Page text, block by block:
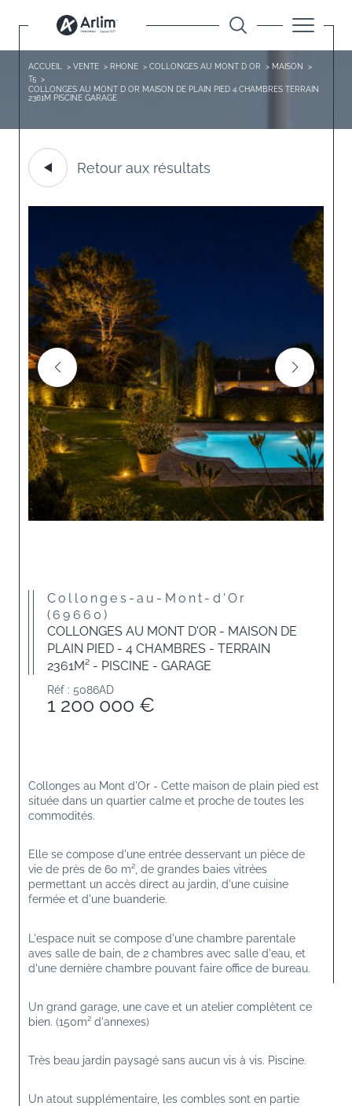
ACCUEIL VENTE RHONE COLLONGES AU MONT D OR
MAISON
T5
COLLONGES AU MONT D OR MAISON DE PLAIN PIED 4 CHAMBRES TERRAIN
2361M PISCINE GARAGE
Retour aux résultats
Collonges-au-Mont-d'Or
(69660)
COLLONGES AU MONT D'OR - MAISON DE
PLAIN PIED - 4 CHAMBRES - TERRAIN
2361M² - PISCINE - GARAGE
Réf : 5086AD
1 200 000 €
Collonges au Mont d'Or - Cette maison de plain pied est
située dans un quartier calme et proche de toutes les
commodités.
Elle se compose d'une entrée desservant un pièce de
vie de près de 60 m², de grandes baies vitrées
permettant un accès direct au jardin, d'une cuisine
fermée et d'une buanderie.
L'espace nuit se compose d'une chambre parentale
aves salle de bain, de 2 chambres avec salle d'eau, et
d'une dernière chambre pouvant faire office de bureau.
Un grand garage, une cave et un atelier complètent ce
bien. (150m² d'annexes)
Très beau jardin paysagé sans aucun vis à vis. Piscine.
Un atout supplémentaire, les combles sont en partie